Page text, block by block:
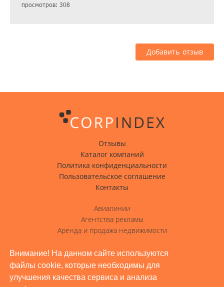
Внимание! На данном сайте используются
файлы cookie, которые необходимы для
улучшения качества сервиса и анализа
просмотров: 308
Добавить отзыв
Отзывы
Каталог компаний
Политика конфиденциальности
Пользовательское соглашение
Контакты
Авиалинии
Агентства рекламы
Аренда и продажа недвижимости
Гостиницы, отели
Доставка грузов